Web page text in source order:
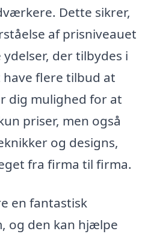
Dette sikrer,
af prisniveauet
der tilbydes i
flere tilbud at
dig mulighed for at
priser, men også
og designs,
fra firma til firma.
en fantastisk
og den kan hjælpe